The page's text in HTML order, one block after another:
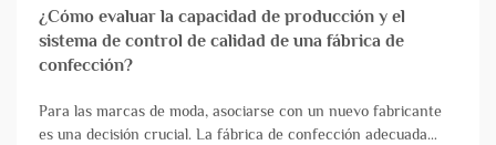
¿Cómo evaluar la capacidad de producción y el
sistema de control de calidad de una fábrica de
confección?
Para las marcas de moda, asociarse con un nuevo fabricante
es una decisión crucial. La fábrica de confección adecuada